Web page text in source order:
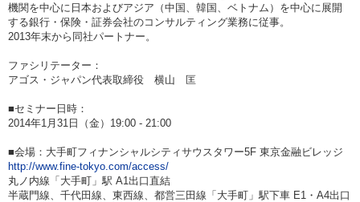
機関を中心に日本およびアジア（中国、韓国、ベトナム）を中心に展開
する銀行・保険・証券会社のコンサルティング業務に従事。
2013年末から同社パートナー。
ファシリテーター：
アゴス・ジャパン代表取締役 横山 匡
■セミナー日時：
2014年1月31日（金）19:00 - 21:00
■会場：大手町フィナンシャルシティサウスタワー5F 東京金融ビレッジ
http://www.fine-tokyo.com/access/
丸ノ内線「大手町」駅 A1出口直結
半蔵門線、千代田線、東西線、都営三田線「大手町」駅下車 E1・A4出口